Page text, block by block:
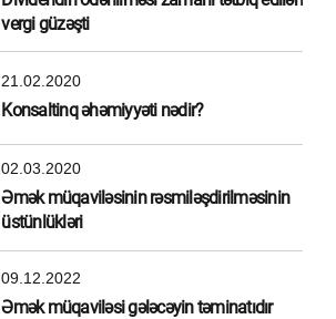
vergi güzəşti
21.02.2020
Konsaltinq əhəmiyyəti nədir?
02.03.2020
Əmək müqaviləsinin rəsmiləşdirilməsinin
üstünlükləri
09.12.2022
Əmək müqaviləsi gələcəyin təminatıdır